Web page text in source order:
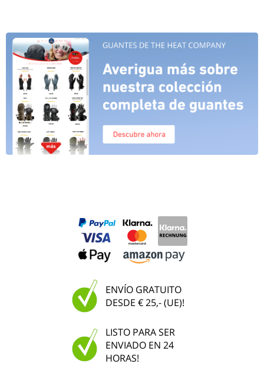
ENVÍO GRATUITO
DESDE € 25,- (UE)!
LISTO PARA SER
ENVIADO EN 24
HORAS!